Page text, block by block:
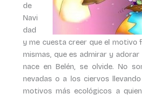
de
Navi
dad
y me cuesta creer que el motivo
mismas, que es admirar y adorar
nace en Belén, se olvide. No
nevadas o a los ciervos
motivos más ecológicos a